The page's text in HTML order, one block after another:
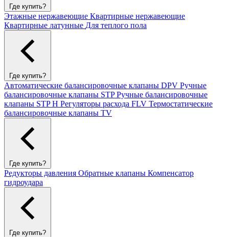
Где купить?
Этажные нержавеющие Квартирные нержавеющие
Квартирные латунные Для теплого пола
Где купить?
Автоматические балансировочные клапаны DPV Ручные
балансировочные клапаны STPРучные балансировочные
клапаны STP H Регуляторы расхода FLV Термостатические
балансировочные клапаны TV
Где купить?
Редукторы давления Обратные клапаны Компенсатор
гидроудара
Где купить?